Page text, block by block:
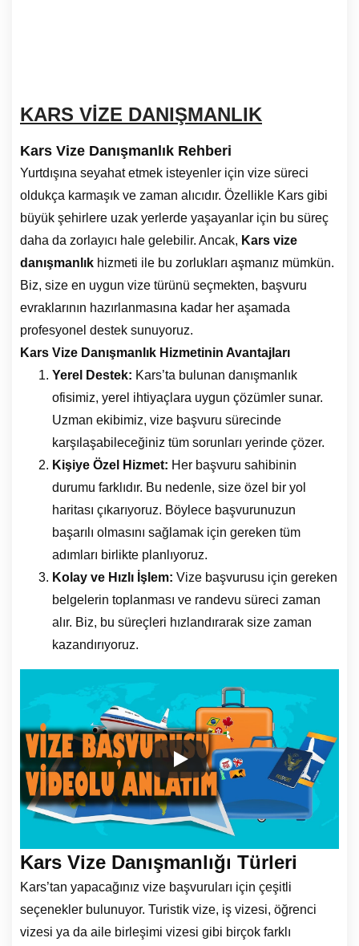
KARS VİZE DANIŞMANLIK
Kars Vize Danışmanlık Rehberi
Yurtdışına seyahat etmek isteyenler için vize süreci
oldukça karmaşık ve zaman alıcıdır. Özellikle Kars gibi
büyük şehirlere uzak yerlerde yaşayanlar için bu süreç
daha da zorlayıcı hale gelebilir. Ancak, Kars vize
danışmanlık hizmeti ile bu zorlukları aşmanız mümkün.
Biz, size en uygun vize türünü seçmekten, başvuru
evraklarının hazırlanmasına kadar her aşamada
profesyonel destek sunuyoruz.
Kars Vize Danışmanlık Hizmetinin Avantajları
Yerel Destek: Kars’ta bulunan danışmanlık
ofisimiz, yerel ihtiyaçlara uygun çözümler sunar.
Uzman ekibimiz, vize başvuru sürecinde
karşılaşabileceğiniz tüm sorunları yerinde çözer.
Kişiye Özel Hizmet: Her başvuru sahibinin
durumu farklıdır. Bu nedenle, size özel bir yol
haritası çıkarıyoruz. Böylece başvurunuzun
başarılı olmasını sağlamak için gereken tüm
adımları birlikte planlıyoruz.
Kolay ve Hızlı İşlem: Vize başvurusu için gereken
belgelerin toplanması ve randevu süreci zaman
alır. Biz, bu süreçleri hızlandırarak size zaman
kazandırıyoruz.
Kars Vize Danışmanlığı Türleri
Kars’tan yapacağınız vize başvuruları için çeşitli
seçenekler bulunuyor. Turistik vize, iş vizesi, öğrenci
vizesi ya da aile birleşimi vizesi gibi birçok farklı